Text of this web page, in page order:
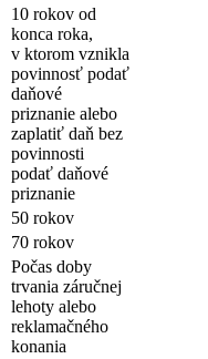
10 rokov od
konca roka,
v ktorom vznikla
povinnosť podať
daňové
priznanie alebo
zaplatiť daň bez
povinnosti
podať daňové
priznanie
50 rokov
70 rokov
Počas doby
trvania záručnej
lehoty alebo
reklamačného
konania